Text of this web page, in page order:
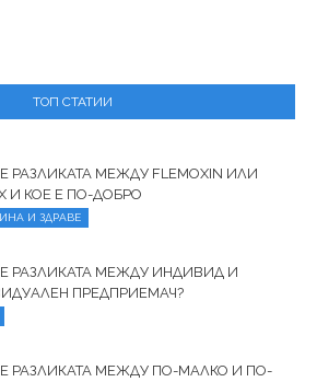
ТОП СТАТИИ
РАЗЛИКАТА МЕЖДУ FLEMOXIN ИЛИ
И КОЕ Е ПО-ДОБРО
И ЗДРАВЕ
РАЗЛИКАТА МЕЖДУ ИНДИВИД И
ПРЕДПРИЕМАЧ?
РАЗЛИКАТА МЕЖДУ ПО-МАЛКО И ПО-